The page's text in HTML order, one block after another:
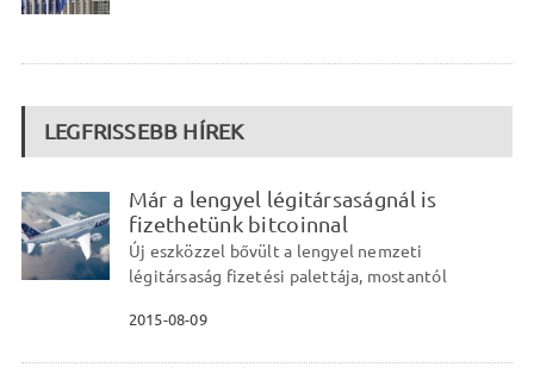
LEGFRISSEBB HÍREK
Már a lengyel légitársaságnál is
fizethetünk bitcoinnal
Új eszközzel bővült a lengyel nemzeti
légitársaság fizetési palettája, mostantól
2015-08-09